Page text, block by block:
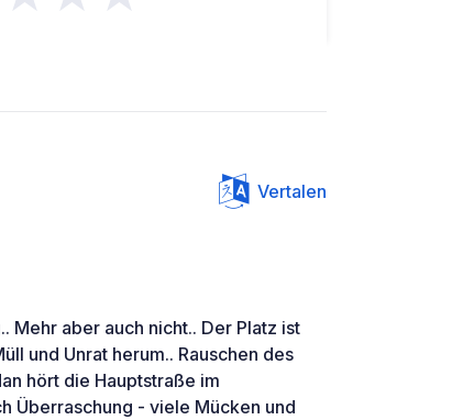
Vertalen
Mehr aber auch nicht.. Der Platz ist
und Unrat herum.. Rauschen des
hört die Hauptstraße im
Überraschung - viele Mücken und